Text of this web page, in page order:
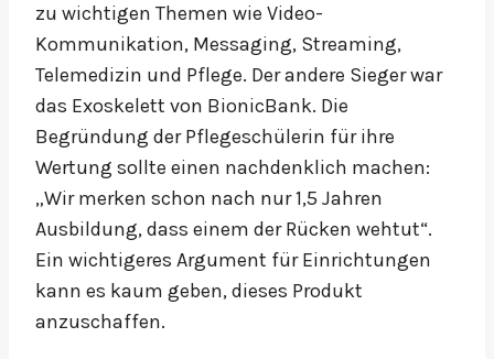
zu wichtigen Themen wie Video-
Kommunikation, Messaging, Streaming,
Telemedizin und Pflege. Der andere Sieger war
das Exoskelett von BionicBank. Die
Begründung der Pflegeschülerin für ihre
Wertung sollte einen nachdenklich machen:
„Wir merken schon nach nur 1,5 Jahren
Ausbildung, dass einem der Rücken wehtut“.
Ein wichtigeres Argument für Einrichtungen
kann es kaum geben, dieses Produkt
anzuschaffen.